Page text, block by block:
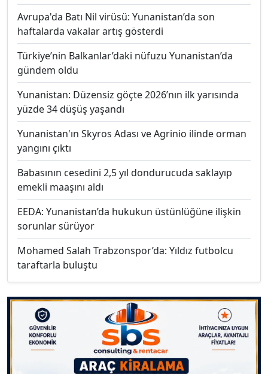
Avrupa'da Batı Nil virüsü: Yunanistan’da son
haftalarda vakalar artış gösterdi
Türkiye’nin Balkanlar’daki nüfuzu Yunanistan’da
gündem oldu
Yunanistan: Düzensiz göçte 2026’nın ilk yarısında
yüzde 34 düşüş yaşandı
Yunanistan'ın Skyros Adası ve Agrinio ilinde orman
yangını çıktı
Babasının cesedini 2,5 yıl dondurucuda saklayıp
emekli maaşını aldı
EEDA: Yunanistan’da hukukun üstünlüğüne ilişkin
sorunlar sürüyor
Mohamed Salah Trabzonspor’da: Yıldız futbolcu
taraftarla buluştu